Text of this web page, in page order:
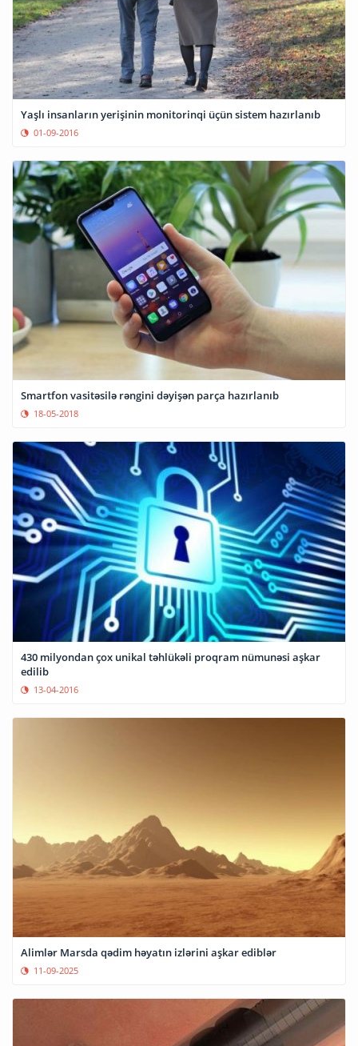
Yaşlı insanların yerişinin monitorinqi üçün sistem hazırlanıb
01-09-2016
Smartfon vasitəsilə rəngini dəyişən parça hazırlanıb
18-05-2018
430 milyondan çox unikal təhlükəli proqram nümunəsi aşkar
edilib
13-04-2016
Alimlər Marsda qədim həyatın izlərini aşkar ediblər
11-09-2025